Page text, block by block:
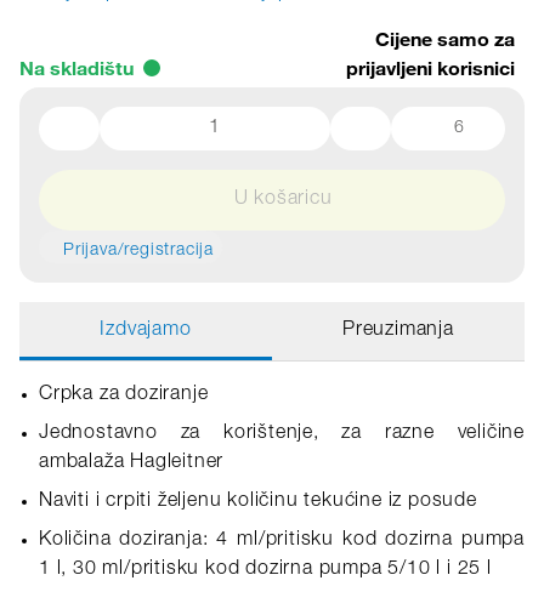
Na skladištu
Cijene samo za
prijavljeni korisnici
6
U košaricu
Prijava/registracija
Izdvajamo Preuzimanja
Crpka za doziranje
Jednostavno za korištenje, za razne veličine
ambalaža Hagleitner
Naviti i crpiti željenu količinu tekućine iz posude
Količina doziranja: 4 ml/pritisku kod dozirna pumpa
1 l, 30 ml/pritisku kod dozirna pumpa 5/10 l i 25 l